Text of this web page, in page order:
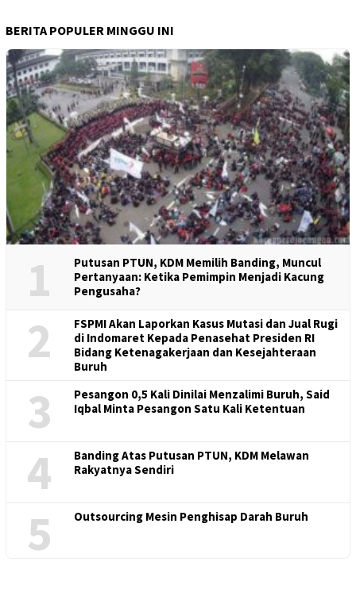
BERITA POPULER MINGGU INI
1
Putusan PTUN, KDM Memilih Banding, Muncul
Pertanyaan: Ketika Pemimpin Menjadi Kacung
Pengusaha?
2
FSPMI Akan Laporkan Kasus Mutasi dan Jual Rugi
di Indomaret Kepada Penasehat Presiden RI
Bidang Ketenagakerjaan dan Kesejahteraan
Buruh
3
Pesangon 0,5 Kali Dinilai Menzalimi Buruh, Said
Iqbal Minta Pesangon Satu Kali Ketentuan
4
Banding Atas Putusan PTUN, KDM Melawan
Rakyatnya Sendiri
5 Outsourcing Mesin Penghisap Darah Buruh